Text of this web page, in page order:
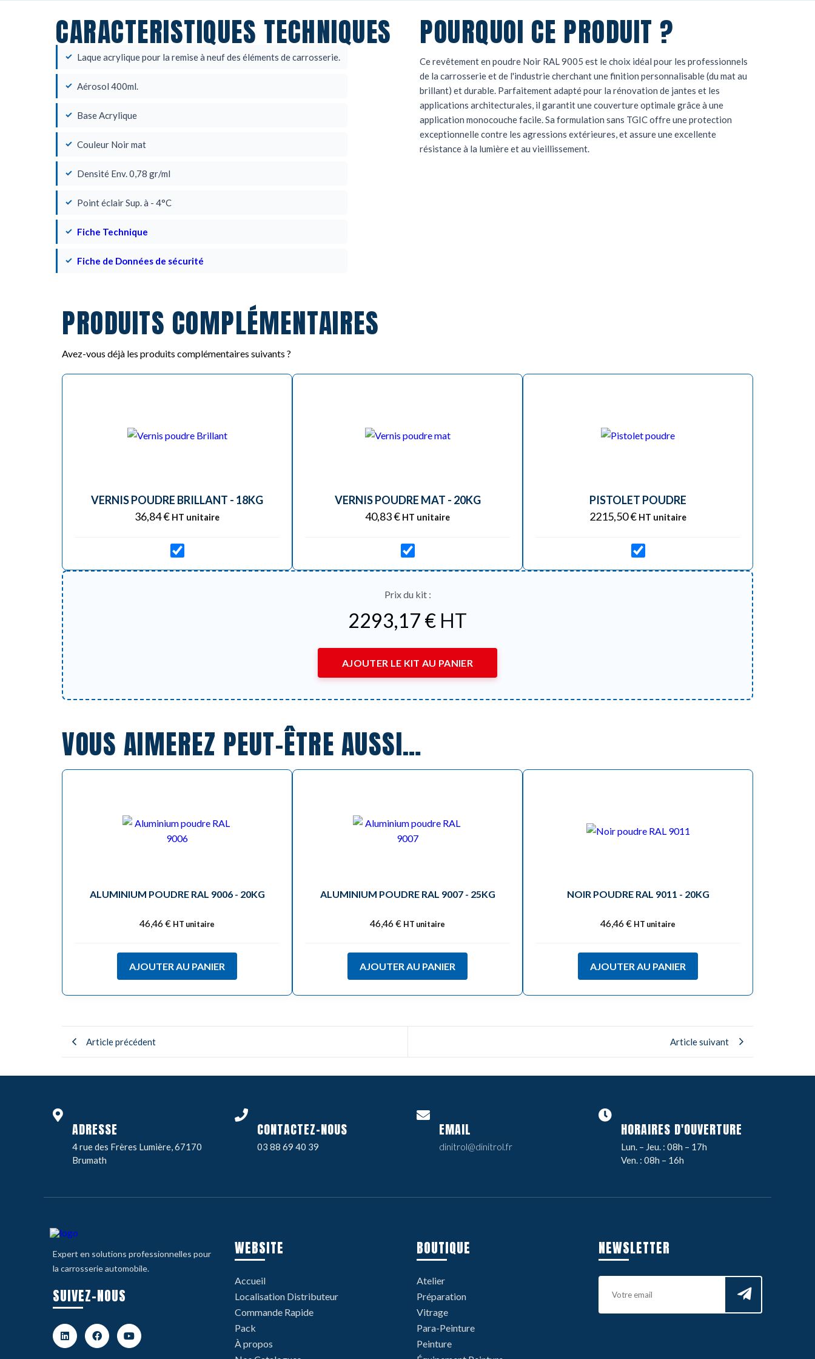
CARACTERISTIQUES TECHNIQUES
Laque acrylique pour la remise à neuf des éléments de carrosserie.
Aérosol 400ml.
Base Acrylique
Couleur Noir mat
Densité Env. 0,78 gr/ml
Point éclair Sup. à - 4°C
Fiche Technique
Fiche de Données de sécurité
POURQUOI CE PRODUIT ?
Ce revêtement en poudre Noir RAL 9005 est le choix idéal pour les professionnels
de la carrosserie et de l'industrie cherchant une finition personnalisable (du mat au
brillant) et durable. Parfaitement adapté pour la rénovation de jantes et les
applications architecturales, il garantit une couverture optimale grâce à une
application monocouche facile.Sa formulation sans TGIC offre une protection
exceptionnelle contre les agressions extérieures, et assure une excellente
résistance à la lumière et au vieillissement.
PRODUITS COMPLÉMENTAIRES
Avez-vous déjà les produits complémentaires suivants ?
VERNIS POUDRE BRILLANT - 18KG
36,84€ HT unitaire
VERNIS POUDRE MAT - 20KG
40,83€ HT unitaire
PISTOLET POUDRE
2215,50€ HT unitaire
Prix du kit :
2293,17 € HT
AJOUTER LE KIT AU PANIER
VOUS AIMEREZ PEUT-ÊTRE AUSSI…
ALUMINIUM POUDRE RAL 9006 - 20KG
46,46€ HT unitaire
AJOUTER AU PANIER
ALUMINIUM POUDRE RAL 9007 - 25KG
46,46€ HT unitaire
AJOUTER AU PANIER
NOIR POUDRE RAL 9011 - 20KG
46,46€ HT unitaire
AJOUTER AU PANIER
Article précédent Article suivant
ADRESSE
4 rue des Frères Lumière, 67170
Brumath
CONTACTEZ-NOUS
03 88 69 40 39
EMAIL
dinitrol@dinitrol.fr
HORAIRES D'OUVERTURE
Lun. – Jeu. : 08h – 17h
Ven. : 08h – 16h
Expert en solutions professionnelles pour
la carrosserie automobile.
SUIVEZ-NOUS
WEBSITE
Accueil
Localisation Distributeur
Commande Rapide
Pack
À propos
BOUTIQUE
Atelier
Préparation
Vitrage
Para-Peinture
Peinture
NEWSLETTER